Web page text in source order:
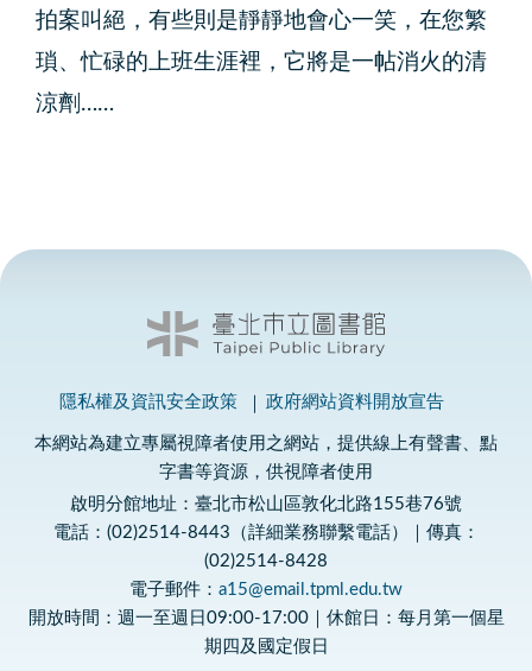
拍案叫絕，有些則是靜靜地會心一笑，在您繁
瑣、忙碌的上班生涯裡，它將是一帖消火的清
涼劑……
隱私權及資訊安全政策 政府網站資料開放宣告
本網站為建立專屬視障者使用之網站，提供線上有聲書、點
字書等資源，供視障者使用
啟明分館地址：臺北市松山區敦化北路155巷76號
電話：(02)2514-8443（詳細業務聯繫電話）｜傳真：
(02)2514-8428
電子郵件： a15@email.tpml.edu.tw
開放時間：週一至週日09:00-17:00｜休館日：每月第一個星
期四及國定假日